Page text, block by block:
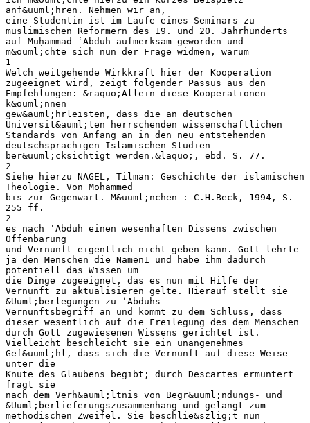
anf&uuml;hren. Nehmen wir an,
eine Studentin ist im Laufe eines Seminars zu
muslimischen Reformern des 19. und 20. Jahrhunderts
auf Muḥammad ʿAbduh aufmerksam geworden und
m&ouml;chte sich nun der Frage widmen, warum
1
Welch weitgehende Wirkkraft hier der Kooperation
zugeeignet wird, zeigt folgender Passus aus den
Empfehlungen: &raquo;Allein diese Kooperationen
k&ouml;nnen
gew&auml;hrleisten, dass die an deutschen
Universit&auml;ten herrschenden wissenschaftlichen
Standards von Anfang an in den neu entstehenden
deutschsprachigen Islamischen Studien
ber&uuml;cksichtigt werden.&laquo;, ebd. S. 77.
2
Siehe hierzu NAGEL, Tilman: Geschichte der islamischen
Theologie. Von Mohammed
bis zur Gegenwart. M&uuml;nchen : C.H.Beck, 1994, S.
255 ff.
2
es nach ʿAbduh einen wesenhaften Dissens zwischen
Offenbarung
und Vernunft eigentlich nicht geben kann. Gott lehrte
ja den Menschen die Namen1 und habe ihm dadurch
potentiell das Wissen um
die Dinge zugeeignet, das es nun mit Hilfe der
Vernunft zu aktualisieren gelte. Hierauf stellt sie
&Uuml;berlegungen zu ʿAbduhs
Vernunftsbegriff an und kommt zu dem Schluss, dass
dieser wesentlich auf die Freilegung des dem Menschen
durch Gott zugewiesenen Wissens gerichtet ist.
Vielleicht beschleicht sie ein unangenehmes
Gef&uuml;hl, dass sich die Vernunft auf diese Weise
unter die
Knute des Glaubens begibt; durch Descartes ermuntert
fragt sie
nach dem Verh&auml;ltnis von Begr&uuml;ndungs- und
&Uuml;berlieferungszusammenhang und gelangt zum
methodischen Zweifel. Sie beschlie&szlig;t nun